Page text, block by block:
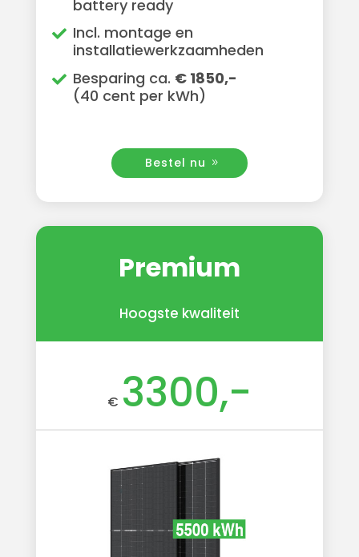
battery ready
Incl. montage en
installatiewerkzaamheden
Besparing ca. € 1850,-
(40 cent per kWh)
Bestel nu
Premium
Hoogste kwaliteit
€ 3300,-